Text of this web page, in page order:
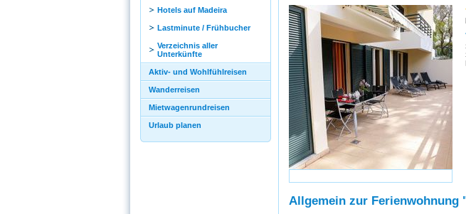
Hotels auf Madeira
Lastminute / Frühbucher
Verzeichnis aller
Unterkünfte
Aktiv- und Wohlfühlreisen
Wanderreisen
Mietwagenrundreisen
Urlaub planen
Allgemein zur Ferienwohnung